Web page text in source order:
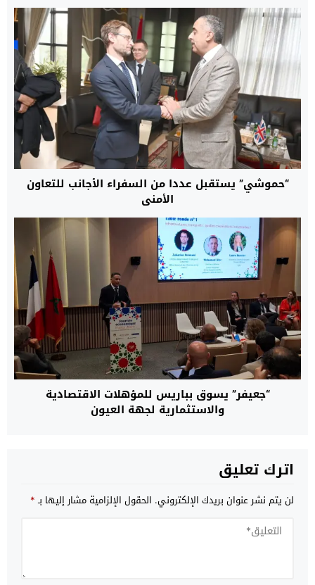
“حموشي” يستقبل عددا من السفراء الأجانب للتعاون
الأمني
“جعيفر” يسوق بباريس للمؤهلات الاقتصادية
والاستثمارية لجهة العيون
اترك تعليق
لن يتم نشر عنوان بريدك الإلكتروني. الحقول الإلزامية مشار إليها بـ*